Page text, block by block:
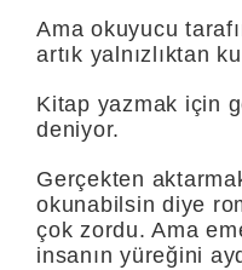
Ama okuyucu
artık yalnızlıktan
Kitap yazmak için
deniyor.
Gerçekten
okunabilsin diye
çok zordu. Ama
insanın yüreğini